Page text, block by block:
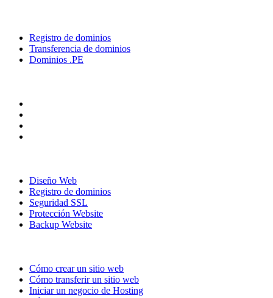
Registro de dominios
Transferencia de dominios
Dominios .PE
Diseño Web
Registro de dominios
Seguridad SSL
Protección Website
Backup Website
Cómo crear un sitio web
Cómo transferir un sitio web
Iniciar un negocio de Hosting